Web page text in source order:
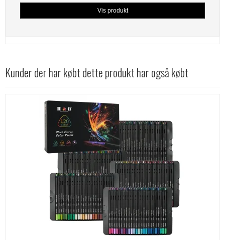
Vis produkt
Kunder der har købt dette produkt har også købt